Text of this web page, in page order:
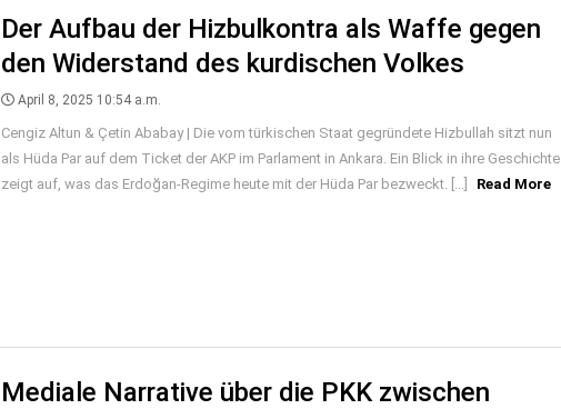
Der Aufbau der Hizbulkontra als Waffe gegen
den Widerstand des kurdischen Volkes
April 8, 2025 10:54 a.m.
Cengiz Altun & Çetin Ababay | Die vom türkischen Staat gegründete Hizbullah sitzt nun
als Hüda Par auf dem Ticket der AKP im Parlament in Ankara. Ein Blick in ihre Geschichte
zeigt auf, was das Erdoğan-Regime heute mit der Hüda Par bezweckt. [...]
Read More
Mediale Narrative über die PKK zwischen